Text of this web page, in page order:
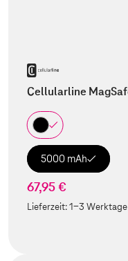
Cellularline
5000 mAh
67,95 €
Lieferzeit:1-3 Werktage